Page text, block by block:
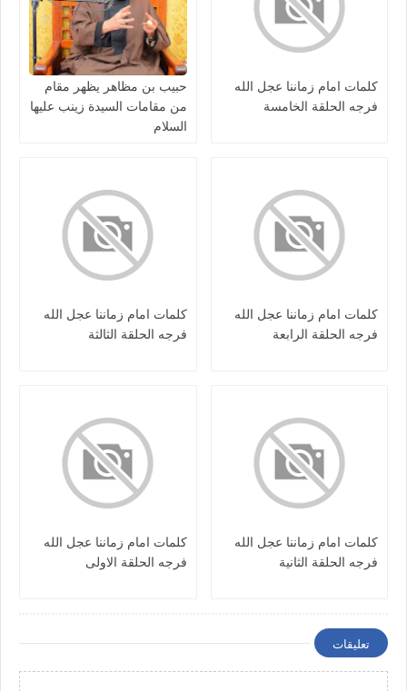
كلمات امام زماننا عجل الله
فرجه الحلقة الخامسة
حبيب بن مظاهر يظهر مقام
من مقامات السيدة زينب عليها
السلام
كلمات امام زماننا عجل الله
فرجه الحلقة الرابعة
كلمات امام زماننا عجل الله
فرجه الحلقة الثالثة
كلمات امام زماننا عجل الله
فرجه الحلقة الثانية
كلمات امام زماننا عجل الله
فرجه الحلقة الاولى
تعليقات